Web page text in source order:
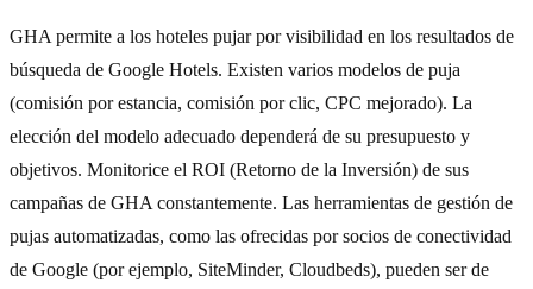
GHA permite a los hoteles pujar por visibilidad en los resultados de
búsqueda de Google Hotels. Existen varios modelos de puja
(comisión por estancia, comisión por clic, CPC mejorado). La
elección del modelo adecuado dependerá de su presupuesto y
objetivos. Monitorice el ROI (Retorno de la Inversión) de sus
campañas de GHA constantemente. Las herramientas de gestión de
pujas automatizadas, como las ofrecidas por socios de conectividad
de Google (por ejemplo, SiteMinder, Cloudbeds), pueden ser de